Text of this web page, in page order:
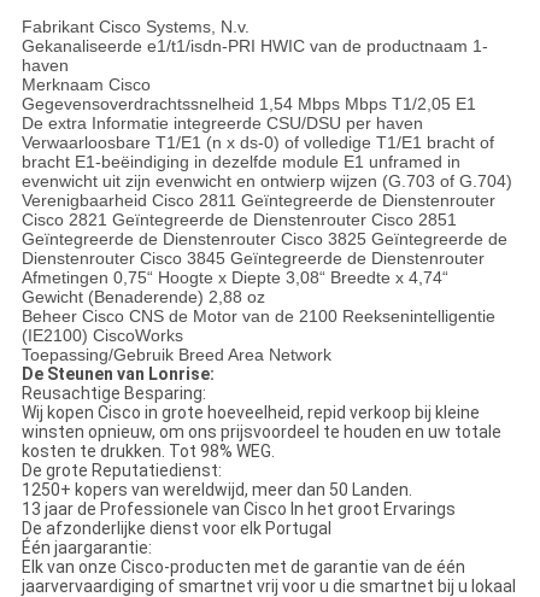
Fabrikant Cisco Systems, N.v.
Gekanaliseerde e1/t1/isdn-PRI HWIC van de productnaam 1-
haven
Merknaam Cisco
Gegevensoverdrachtssnelheid 1,54 Mbps Mbps T1/2,05 E1
De extra Informatie integreerde CSU/DSU per haven
Verwaarloosbare T1/E1 (n x ds-0) of volledige T1/E1 bracht of
bracht E1-beëindiging in dezelfde module E1 unframed in
evenwicht uit zijn evenwicht en ontwierp wijzen (G.703 of G.704)
Verenigbaarheid Cisco 2811 Geïntegreerde de Dienstenrouter
Cisco 2821 Geïntegreerde de Dienstenrouter Cisco 2851
Geïntegreerde de Dienstenrouter Cisco 3825 Geïntegreerde de
Dienstenrouter Cisco 3845 Geïntegreerde de Dienstenrouter
Afmetingen 0,75“ Hoogte x Diepte 3,08“ Breedte x 4,74“
Gewicht (Benaderende) 2,88 oz
Beheer Cisco CNS de Motor van de 2100 Reeksenintelligentie
(IE2100) CiscoWorks
Toepassing/Gebruik Breed Area Network
De Steunen van Lonrise:
Reusachtige Besparing:
Wij kopen Cisco in grote hoeveelheid, repid verkoop bij kleine
winsten opnieuw, om ons prijsvoordeel te houden en uw totale
kosten te drukken. Tot 98% WEG.
De grote Reputatiedienst:
1250+ kopers van wereldwijd, meer dan 50 Landen.
13 jaar de Professionele van Cisco In het groot Ervarings
De afzonderlijke dienst voor elk Portugal
Één jaargarantie:
Elk van onze Cisco-producten met de garantie van de één
jaarvervaardiging of smartnet vrij voor u die smartnet bij u lokaal